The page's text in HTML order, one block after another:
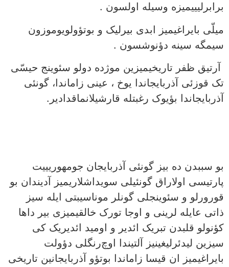
برابرلیییمیزه وسیله اولسون .
میلّی بایراغیمیز ابدی بیرلیک و بوتؤولویوموزون
سیمگه سینه دؤنوشسون .
آرتیق ظفر تاریخیمیزین موژده دولو سئوینج حیسّی
تک قوزئی آذربایجاندا یوخ ، عینی زاماندا، گونئی
آذربایجاندا بؤیوک رغبتله قارشیلانماقدادیر.
بو سببدن ده بیز گونئی آذربایجان جومهوریییت
پارتیسی اولاراق گونئیلی سویداشلاریمیز آدیندان بو
قورورلو و سئوینجلی گونلر موناسیبتی ایله سیز
ذاتی عایله لرینی و اوجا تورک خالقیمیزی بیر داها
کؤنولو قلبدن تبریک ائدیر و اومید ائدیریک کی
سیزین لیدئرلیغینیز آلتیندا اوچ‌رنگلی دؤولت
بایراغیمیز ان قیسا زاماندا بوتؤو آذربایجانین تاریخی